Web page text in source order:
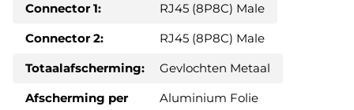
Connector 1:
RJ45 (8P8C) Male
Connector 2:
RJ45 (8P8C) Male
Totaalafscherming:
Gevlochten Metaal
Afscherming per
Aluminium Folie